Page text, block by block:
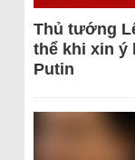
Thủ tướng
thể khi xin ý
Putin